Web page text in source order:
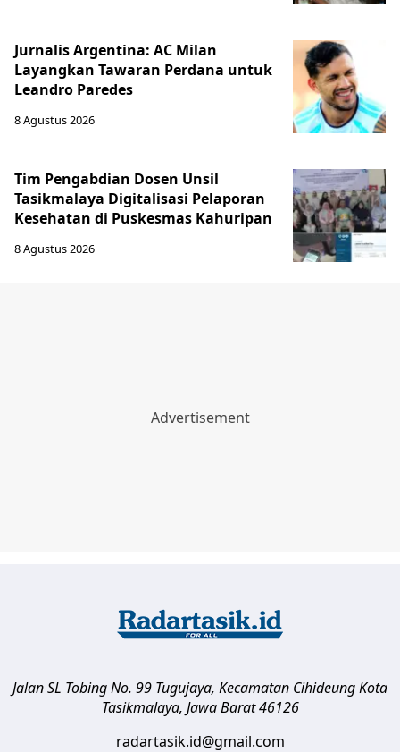
Jurnalis Argentina: AC Milan
Layangkan Tawaran Perdana untuk
Leandro Paredes
8 Agustus 2026
Tim Pengabdian Dosen Unsil
Tasikmalaya Digitalisasi Pelaporan
Kesehatan di Puskesmas Kahuripan
8 Agustus 2026
Jalan SL Tobing No. 99 Tugujaya, Kecamatan CihideungKota
Tasikmalaya, Jawa Barat 46126
radartasik.id@gmail.com